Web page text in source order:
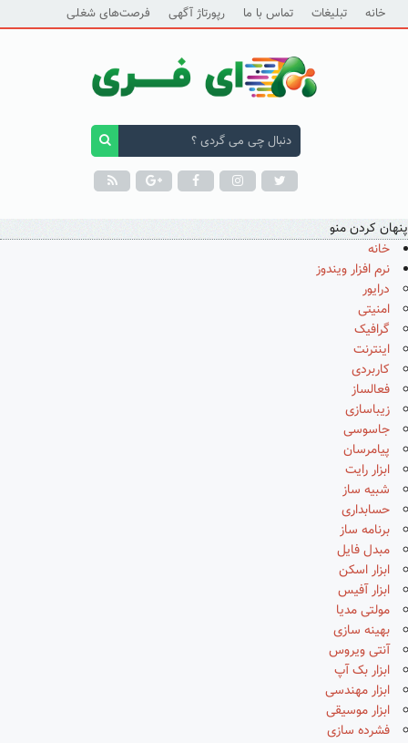
خانه تبلیغات تماس با ما رپورتاژ آگهی فرصت‌های شغلی
پنهان کردن منو
خانه
نرم افزار ویندوز
درایور
امنیتی
گرافیک
اینترنت
کاربردی
فعالساز
زیباسازی
جاسوسی
پیامرسان
ابزار رایت
شبیه ساز
حسابداری
برنامه ساز
مبدل فایل
ابزار اسکن
ابزار آفیس
مولتی مدیا
بهینه سازی
آنتی ویروس
ابزار بک آپ
ابزار مهندسی
ابزار موسیقی
فشرده سازی